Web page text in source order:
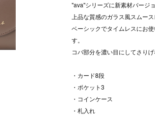
"ava"シリーズに新素材バージョ
上品な質感のガラス風スムー
ベーシックでタイムレスにお
す。
コバ部分を濃い目にしてさりげ
・カード8段
・ポケット3
・コインケース
・札入れ